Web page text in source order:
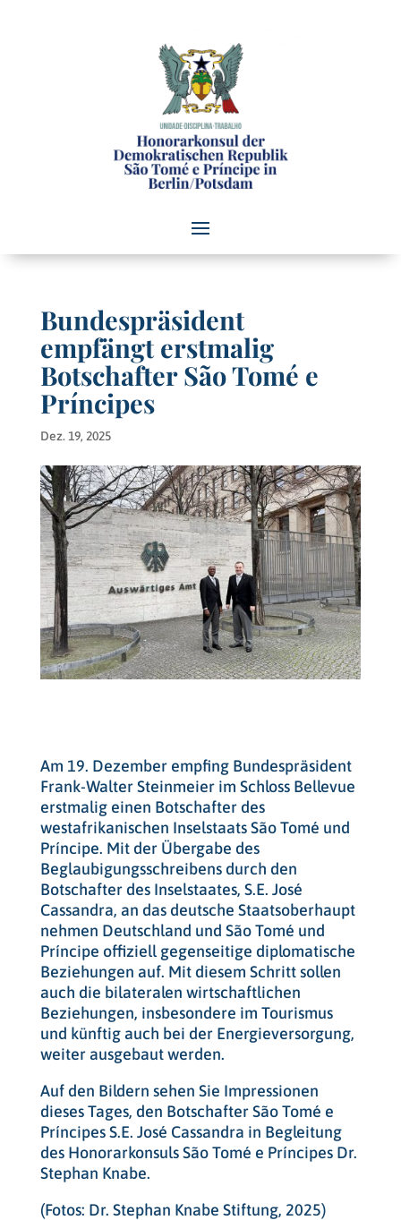
Bundespräsident
empfängt erstmalig
Botschafter São Tomé e
Príncipes
Dez. 19, 2025
Am 19. Dezember empfing Bundespräsident
Frank-Walter Steinmeier im Schloss Bellevue
erstmalig einen Botschafter des
westafrikanischen Inselstaats São Tomé und
Príncipe. Mit der Übergabe des
Beglaubigungsschreibens durch den
Botschafter des Inselstaates, S.E. José
Cassandra, an das deutsche Staatsoberhaupt
nehmen Deutschland und São Tomé und
Príncipe offiziell gegenseitige diplomatische
Beziehungen auf. Mit diesem Schritt sollen
auch die bilateralen wirtschaftlichen
Beziehungen, insbesondere im Tourismus
und künftig auch bei der Energieversorgung,
weiter ausgebaut werden.
Auf den Bildern sehen Sie Impressionen
dieses Tages, den Botschafter São Tomé e
Príncipes S.E. José Cassandra in Begleitung
des Honorarkonsuls São Tomé e Príncipes Dr.
Stephan Knabe.
(Fotos: Dr. Stephan Knabe Stiftung, 2025)